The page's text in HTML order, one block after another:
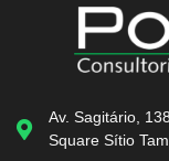
Av. Sagitário,
Square Sítio